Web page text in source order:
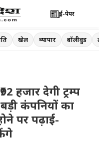
ई-पेपर
खेल व्यापार बॉलीवुड
हजार देगी ट्रम्प
कंपनियों का
पर पढ़ाई-